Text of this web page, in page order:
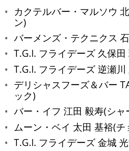
カクテルバー・マルソウ
ン)
バーメンズ・テクニクス
T.G.I. フライデーズ 久保
T.G.I. フライデーズ 逆瀬川
デリシャスフーズ＆バー
ック)
バー・イフ 江田 毅寿(シャ
ムーン・ベイ 太田 基裕(チ
T.G.I. フライデーズ 金城